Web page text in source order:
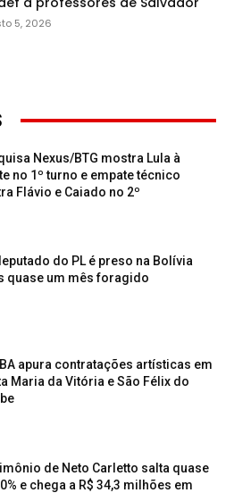
5, 2026
Nexus/BTG mostra Lula à
no 1º turno e empate técnico
Flávio e Caiado no 2º
do PL é preso na Bolívia
quase um mês foragido
apura contratações artísticas em
Maria da Vitória e São Félix do
de Neto Carletto salta quase
e chega a R$ 34,3 milhões em